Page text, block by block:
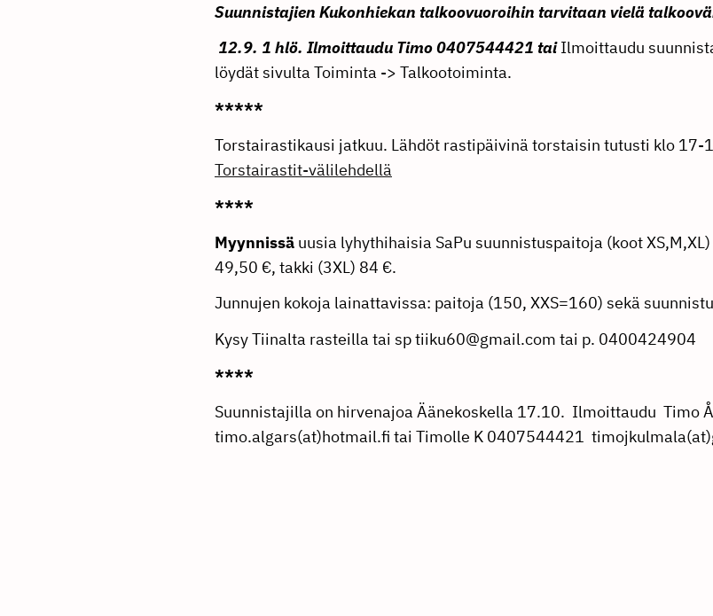
Suunnistajien Kukonhiekan talkoovuoroihin tarvitaan vielä
12.9. 1 hlö. Ilmoittaudu Timo 0407544421 taiIlmoittaudu
löydät sivulta Toiminta -> Talkootoiminta.
*****
Torstairastikausi jatkuu. Lähdöt rastipäivinä torstaisin tutusti klo 17-
Torstairastit-välilehdellä
****
Myynnissä uusia lyhythihaisia SaPu suunnistuspaitoja (koot
49,50 €, takki (3XL) 84 €.
Junnujen kokoja lainattavissa: paitoja (150, XXS=160) sekä
Kysy Tiinalta rasteilla tai sp tiiku60@gmail.com tai p. 0400424904
****
Suunnistajilla on hirvenajoa Äänekoskella 17.10. Ilmoittaudu Timo
timo.algars(at)hotmail.fi tai Timolle K 0407544421